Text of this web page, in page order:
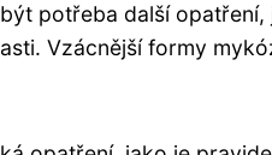
potřeba další
Vzácnější formy